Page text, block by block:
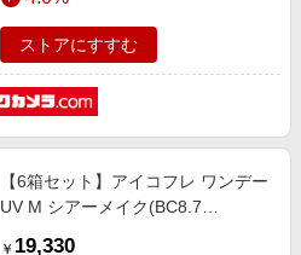
ストアにすすむ
【6箱セット】アイコフレ ワンデー
UV M シアーメイク(BC8.7
￥ 19,330